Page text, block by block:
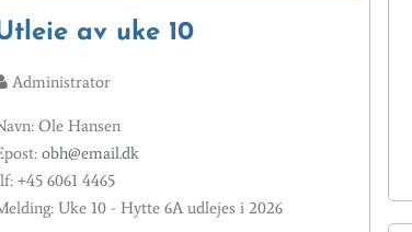
av uke 10
Administrator
Ole Hansen
obh@email.dk
+45 6061 4465
Uke 10 - Hytte 6A udlejes i 2026